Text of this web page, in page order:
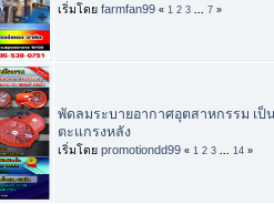
เริ่มโดย farmfan99 « 1 2 3 7 »
พัดลมระบายอากาศอุตสาหกรรม เ
ตะแกรงหลัง
เริ่มโดย promotiondd99 « 1 2 3 14 »